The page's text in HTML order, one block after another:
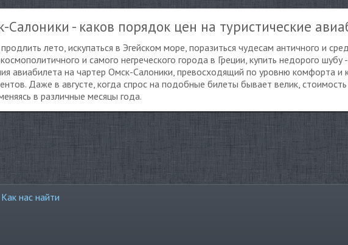
Салоники - каков порядок цен на туристические
лето, искупаться в Эгейском море, поразиться чудесам античного и
и самого негреческого города в Греции, купить недорого шубу
авиабилета на чартер Омск-Салоники, превосходящий по уровню комфорта и
Даже в августе, когда спрос на подобные билеты бывает велик,
в различные месяцы года.
Как нас найти